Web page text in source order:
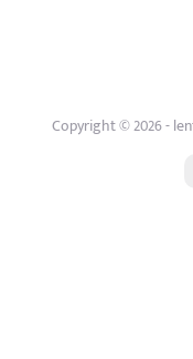
Copyright © 2026 -